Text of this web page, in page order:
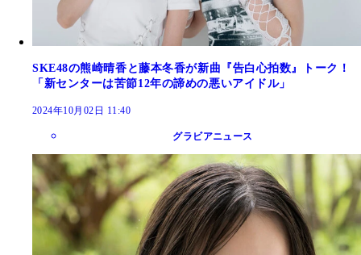
SKE48の熊崎晴香と藤本冬香が新曲『告白心拍数』トーク！
「新センターは苦節12年の諦めの悪いアイドル」
2024年10月02日 11:40
グラビアニュース